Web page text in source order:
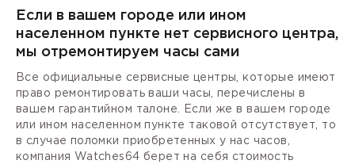
Если в вашем городе или ином
населенном пункте нет сервисного центра,
мы отремонтируем часы сами
Все официальные сервисные центры, которые имеют
право ремонтировать ваши часы, перечислены в
вашем гарантийном талоне. Если же в вашем городе
или ином населенном пункте таковой отсутствует, то
в случае поломки приобретенных у нас часов,
компания Watches64 берет на себя стоимость